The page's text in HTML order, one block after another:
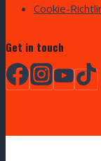
Cookie-
Get in touch